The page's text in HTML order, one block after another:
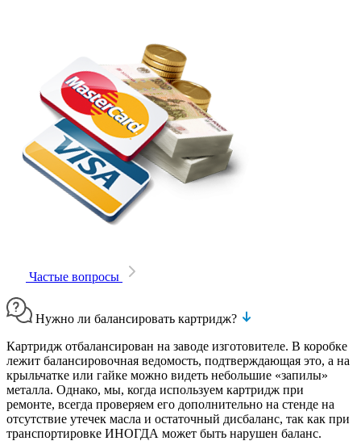
Частые вопросы
Нужно ли балансировать картридж?
Картридж отбалансирован на заводе изготовителе. В коробке
лежит балансировочная ведомость, подтверждающая это, а на
крыльчатке или гайке можно видеть небольшие «запилы»
металла. Однако, мы, когда используем картридж при
ремонте, всегда проверяем его дополнительно на стенде на
отсутствие утечек масла и остаточный дисбаланс, так как при
транспортировке ИНОГДА может быть нарушен баланс.